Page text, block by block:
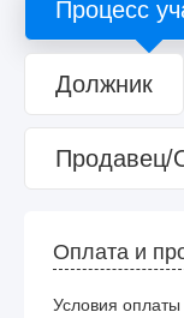
Процесс
Должник
Продавец/
Оплата и
Условия оплаты